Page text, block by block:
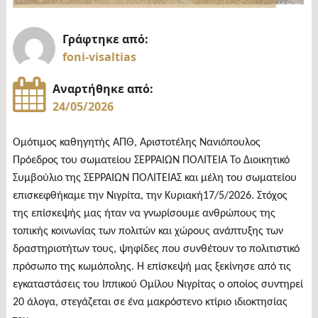
Νιγρίτης"
Γράφτηκε από:
foni-visaltias
Αναρτήθηκε από:
24/05/2026
Ομότιμος καθηγητής ΑΠΘ, Αριστοτέλης Νανιόπουλος
Πρόεδρος του σωματείου ΣΕΡΡΑΙΩΝ ΠΟΛΙΤΕΙΑ Το Διοικητικό
Συμβούλιο της ΣΕΡΡΑΙΩΝ ΠΟΛΙΤΕΙΑΣ και μέλη του σωματείου
επισκεφθήκαμε την Νιγρίτα, την Κυριακή17/5/2026. Στόχος
της επίσκεψής μας ήταν να γνωρίσουμε ανθρώπους της
τοπικής κοινωνίας των πολιτών και χώρους ανάπτυξης των
δραστηριοτήτων τους, ψηφίδες που συνθέτουν το πολιτιστικό
πρόσωπο της κωμόπολης. Η επίσκεψή μας ξεκίνησε από τις
εγκαταστάσεις του Ιππικού Ομίλου Νιγρίτας ο οποίος συντηρεί
20 άλογα, στεγάζεται σε ένα μακρόστενο κτίριο ιδιοκτησίας